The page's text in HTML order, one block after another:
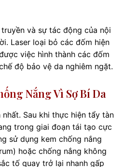
và sự tác động của nội
Laser loại bỏ các đốm hiện
việc hình thành các đốm
độ bảo vệ da nghiêm ngặt.
Nắng Vì Sợ Bí Da
Sau khi thực hiện tẩy tàn
trong giai đoạn tái tạo cực
sử dụng kem chống nắng
hoặc chống nắng không
tố quay trở lại nhanh gấp